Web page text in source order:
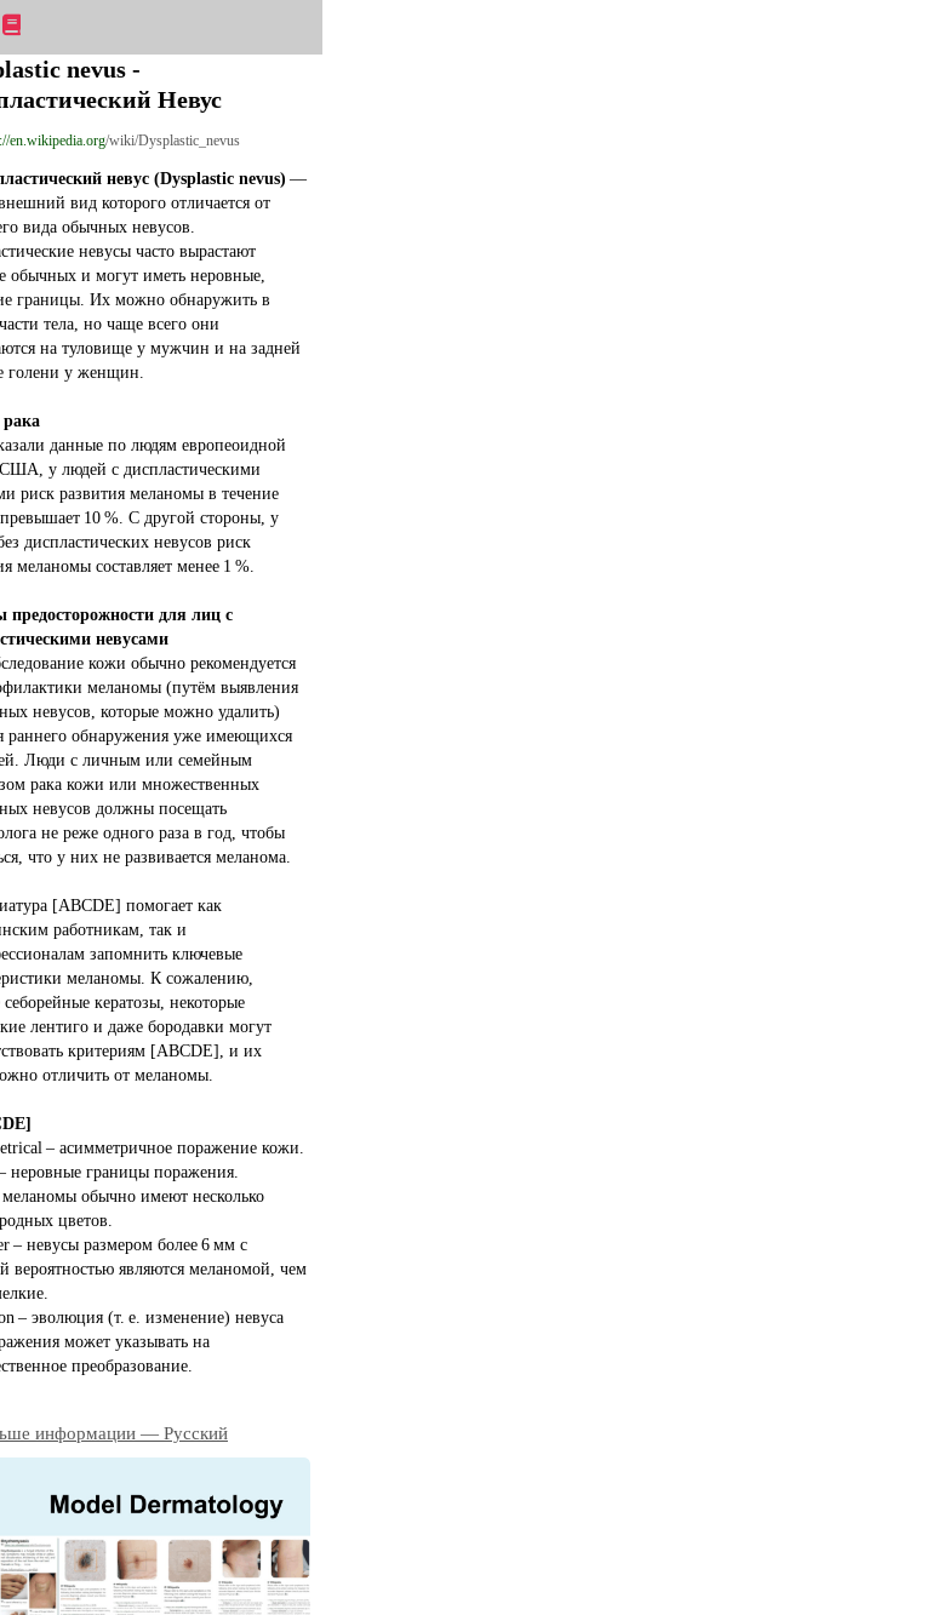
nevus -
Невус
en.wikipedia.org/wiki/Dysplastic_nevus
невус (Dysplastic nevus) —
вид которого отличается от
вида обычных невусов.
невусы часто вырастают
обычных и могут иметь неровные,
границы. Их можно обнаружить в
тела, но чаще всего они
на туловище у мужчин и на задней
голени у женщин.
данные по людям европеоидной
у людей с диспластическими
риск развития меланомы в течение
10 %. С другой стороны, у
диспластических невусов риск
меланомы составляет менее 1 %.
для лиц с
невусами
кожи обычно рекомендуется
меланомы (путём выявления
невусов, которые можно удалить)
раннего обнаружения уже имеющихся
Люди с личным или семейным
рака кожи или множественных
невусов должны посещать
не реже одного раза в год, чтобы
что у них не развивается меланома.
[ABCDE] помогает как
работникам, так и
запомнить ключевые
меланомы. К сожалению,
кератозы, некоторые
лентиго и даже бородавки могут
критериям [ABCDE], и их
отличить от меланомы.
– асимметричное поражение кожи.
неровные границы поражения.
меланомы обычно имеют несколько
цветов.
– невусы размером более 6 мм с
вероятностью являются меланомой, чем
– эволюция (т. е. изменение) невуса
может указывать на
преобразование.
информации ― Русский